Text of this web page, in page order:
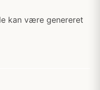
kan være genereret